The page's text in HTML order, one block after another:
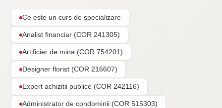
Ce este un curs de specializare
Analist financiar (COR 241305)
Artificier de mina (COR 754201)
Designer florist (COR 216607)
Expert achizitii publice (COR 242116)
Administrator de condominii (COR 515303)